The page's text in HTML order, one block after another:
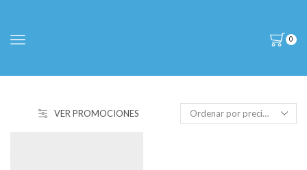
0
VER PROMOCIONES